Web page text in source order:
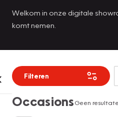
Welkom in onze digitale
komt nemen.
Filteren
OccasionsGeen